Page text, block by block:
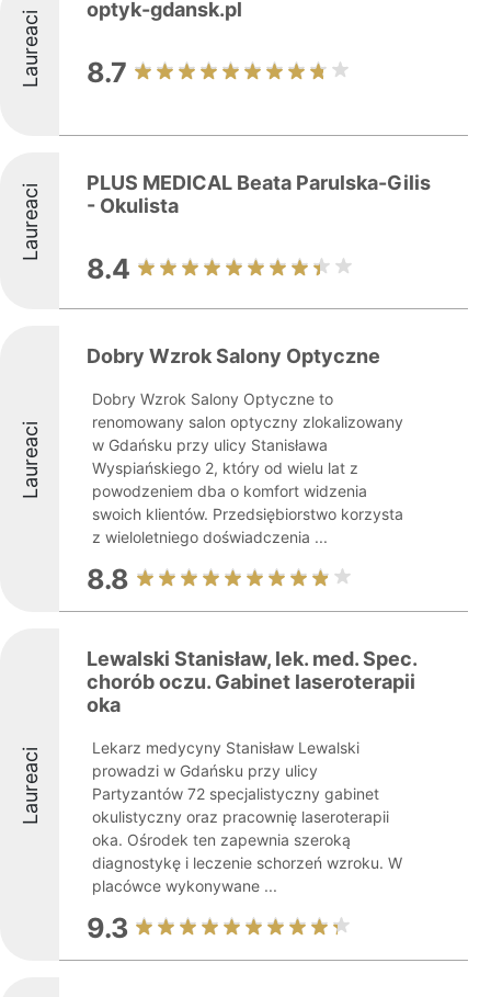
Laureaci optyk-gdansk.pl
8.7
Laureaci
PLUS MEDICAL Beata Parulska-Gilis
- Okulista
8.4
Laureaci
Dobry Wzrok Salony Optyczne
Dobry Wzrok Salony Optyczne to
renomowany salon optyczny zlokalizowany
w Gdańsku przy ulicy Stanisława
Wyspiańskiego 2, który od wielu lat z
powodzeniem dba o komfort widzenia
swoich klientów. Przedsiębiorstwo korzysta
z wieloletniego doświadczenia ...
8.8
Laureaci
Lewalski Stanisław, lek. med. Spec.
chorób oczu. Gabinet laseroterapii
oka
Lekarz medycyny Stanisław Lewalski
prowadzi w Gdańsku przy ulicy
Partyzantów 72 specjalistyczny gabinet
okulistyczny oraz pracownię laseroterapii
oka. Ośrodek ten zapewnia szeroką
diagnostykę i leczenie schorzeń wzroku. W
placówce wykonywane ...
9.3